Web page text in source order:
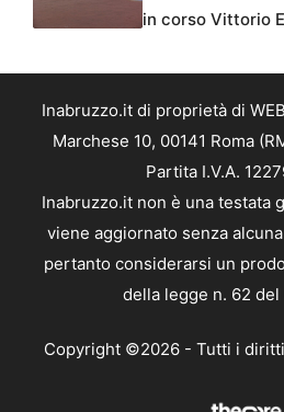
in corso Vittorio
Inabruzzo.it di proprietà di
Marchese 10, 00141 Roma
Partita I.V.A.
Inabruzzo.it non è una testata
viene aggiornato senza
pertanto considerarsi un
della legge n. 62 del
Copyright ©2026 - Tutti i